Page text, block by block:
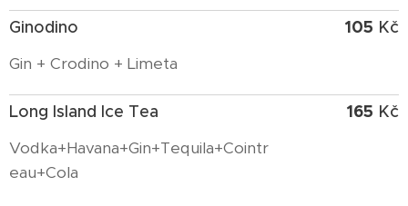
Ginodino
Gin + Crodino + Limeta
105 Kč
Long Island Ice Tea
Vodka+Havana+Gin+Tequila+Cointr
eau+Cola
165 Kč